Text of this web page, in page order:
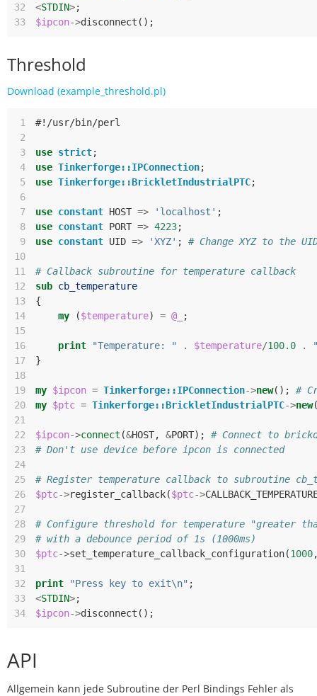
32
<STDIN>;
33
$ipcon->disconnect ();
Threshold
Download (example_threshold.pl)
1
#!/usr/bin/perl
2
3
use strict;
4
use Tinkerforge::IPConnection;
5
use Tinkerforge::BrickletIndustrialPTC;
6
7
use constant HOST => 'localhost' ;
8
use constant PORT => 4223;
9
use constant UID => 'XYZ' ;
# Change XYZ to the
10
11
# Callback subroutine for temperature callback
12
sub cb_temperature
13
{
14
my ($temperature) = @_
;
15
16
print "Temperature: " . $temperature/100.0 .
17
}
18
19
my $ipcon = Tinkerforge::IPConnection->new();
#
20
my $ptc = Tinkerforge::BrickletIndustrialPTC->new
21
22
$ipcon->connect (&HOST, &PORT);
# Connect to
23
# Don't use device before ipcon is connected
24
25
# Register temperature callback to subroutine
26
$ptc->register_callback($ptc->
27
28
# Configure threshold for temperature "greater
29
# with a debounce period of 1s (1000ms)
30
$ptc->set_temperature_callback_configuration(1000
31
32
print "Press key to exit\n" ;
33
<STDIN>;
34
$ipcon->disconnect ();
API
Allgemein kann jede Subroutine der Perl Bindings Fehler als